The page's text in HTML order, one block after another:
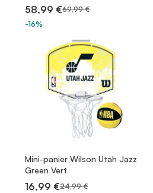
58,99 €69,99 €
-16%
Mini-panier Wilson Utah Jazz
Green Vert
16,99 €24,99 €